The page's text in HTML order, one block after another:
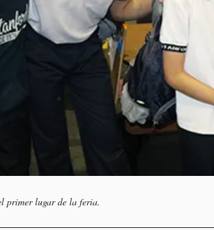
primer lugar de la feria.